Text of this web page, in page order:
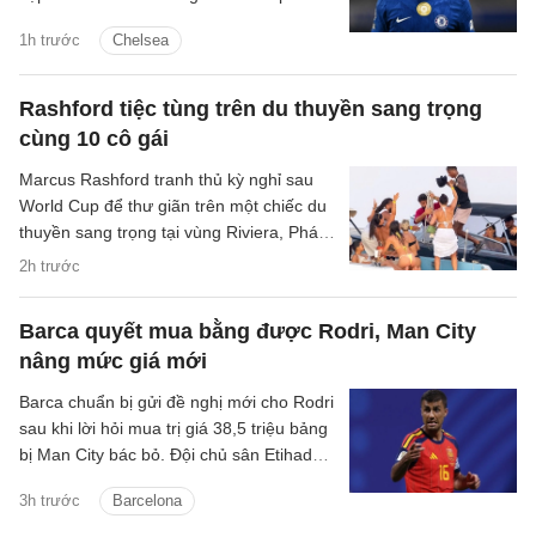
1h trước Chelsea
Rashford tiệc tùng trên du thuyền sang trọng
cùng 10 cô gái
2h trước
Marcus Rashford tranh thủ kỳ nghỉ sau
World Cup để thư giãn trên một chiếc du
thuyền sang trọng tại vùng Riviera, Pháp,
cùng 10 người bạn nữ.
Barca quyết mua bằng được Rodri, Man City
nâng mức giá mới
3h trước Barcelona
Barca chuẩn bị gửi đề nghị mới cho Rodri
sau khi lời hỏi mua trị giá 38,5 triệu bảng
bị Man City bác bỏ. Đội chủ sân Etihad
bảng cho tiền vệ người Tây Ban Nha.